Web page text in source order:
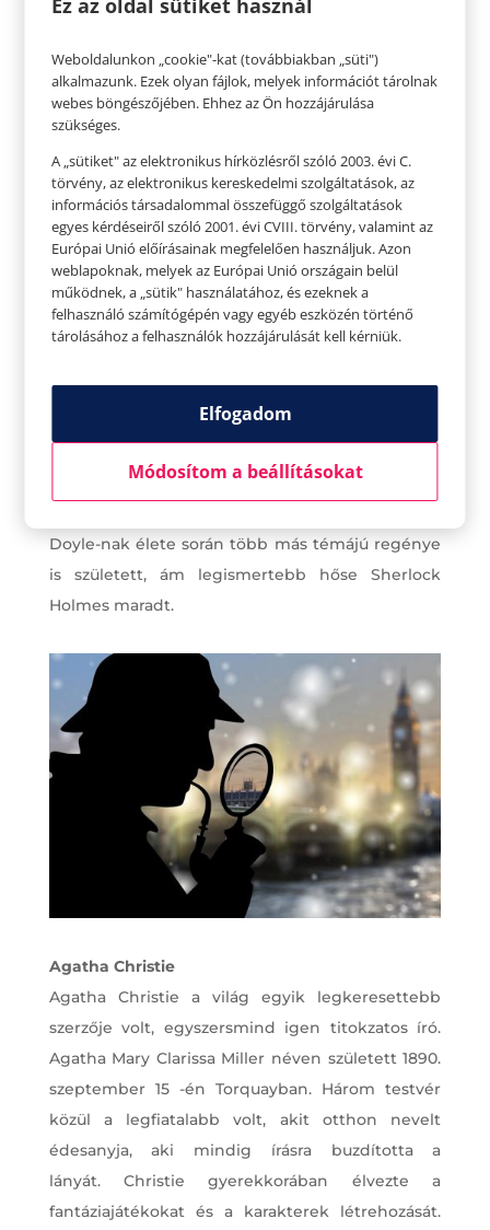
veszejtette. Az utolsó eset c. regényben a két
szereplő a vízesésbe ugrott, ahol nyilvánvalóan a
halálukat lelték. A tiltakozó levelek áradatának
megoldással visszahozta hősétA lakatlan
házcímű novellában, Sherlock Holmes így
összesen 56 novellában és négy regényben
szerepel (valamint természetesen számtalan,
más írók tollából származó történetben is).
1902-ben VII. Edward király lovaggá ütötte Conan
szolgálataiért. A pletykák szerint a király olyan
lelkes Sherlock Holmes rajongó volt, hogy
felvette a szerző nevét a kitüntetési listájára,
hogy új történetek írására ösztönözze.
Doyle-nak élete során több más témájú regénye
is született, ám legismertebb hőse Sherlock
Holmes maradt.
Agatha Christie
Agatha Christie a világ egyik legkeresettebb
szerzője volt, egyszersmind igen titokzatos író.
Agatha Mary Clarissa Miller néven született 1890.
szeptember 15 -én Torquayban. Három testvér
közül a legfiatalabb volt, akit otthon nevelt
édesanyja, aki mindig írásra buzdította a
lányát. Christie gyerekkorában élvezte a
fantáziajátékokat és a karakterek létrehozását.
Weboldalunkon „cookie"-kat (továbbiakban „süti")
alkalmazunk. Ezek olyan fájlok, melyek információt tárolnak
webes böngészőjében. Ehhez az Ön hozzájárulása
szükséges.
A „sütiket" az elektronikus hírközlésről szóló 2003. évi C.
törvény, az elektronikus kereskedelmi szolgáltatások, az
információs társadalommal összefüggő szolgáltatások
egyes kérdéseiről szóló 2001. évi CVIII. törvény, valamint az
Európai Unió előírásainak megfelelően használjuk. Azon
weblapoknak, melyek az Európai Unió országain belül
működnek, a „sütik" használatához, és ezeknek a
felhasználó számítógépén vagy egyéb eszközén történő
tárolásához a felhasználók hozzájárulását kell kérniük.
Elfogadom
Módosítom a beállításokat